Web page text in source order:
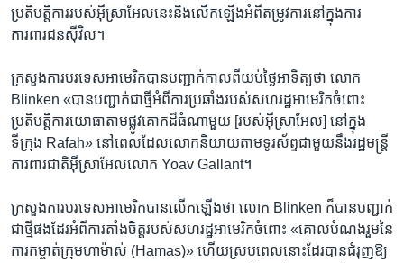
ប្រតិបត្តិការ​របស់​អ៊ីស្រាអែល​នេះ​និង​លើកឡើង​អំពី​តម្រូវការ​នៅក្នុង​ការ​
ការពារ​ជន​ស៊ីវិល។
ក្រសួង​ការបរទេស​អាមេរិក​បាន​បញ្ជាក់​កាលពី​យប់​ថ្ងៃ​អាទិត្យ​ថា លោក
Blinken «បាន​បញ្ជាក់​ជាថ្មី​អំពី​ការ​ប្រឆាំង​របស់​សហរដ្ឋ​អាមេរិក​ចំពោះ​
ប្រតិបត្តិការ​យោធា​តាម​ផ្លូវគោក​ដ៏​ធំ​ណាមួយ [របស់​អ៊ីស្រាអែល] នៅក្នុង​
ទីក្រុង Rafah» នៅ​ពេល​ដែល​លោក​និយាយ​តាម​ទូរស័ព្ទ​ជាមួយ​នឹង​រដ្ឋមន្ត្រី​
ការពារ​ជាតិ​អ៊ីស្រាអែល​លោក Yoav Gallant។
ក្រសួង​ការបរទេស​អាមេរិក​បាន​លើកឡើង​ថា លោក Blinken ក៏​បាន​បញ្ជាក់​
ជាថ្មី​ផងដែរ​អំពី​ការ​តាំងចិត្ត​របស់​សហរដ្ឋ​អាមេរិក​ចំពោះ «គោល​បំណង​រួម​នៃ​
ការ​កម្ចាត់​ក្រុម​ហាម៉ាស់ (Hamas)» ហើយ​ស្រប​ពេល​នោះ​ដែរ​បាន​ជំរុញ​ឱ្យ​